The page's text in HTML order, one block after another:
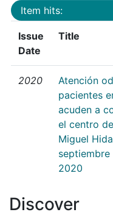
Item hits:
Issue
Date
Title
2020
Atención
pacientes
acuden a
el centro
Miguel
septiembre
2020
Discover